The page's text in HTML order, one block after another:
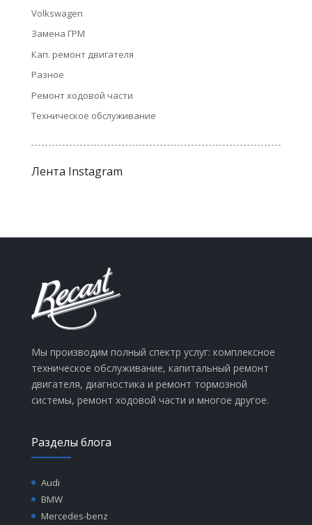
Volkswagen
Замена ГРМ
Кап. ремонт двигателя
Разное
Ремонт ходовой части
Техническое обслуживание
Лента Instagram
Мы производим полный спектр услуг: комплексное
техническое обслуживание, капитальный ремонт
двигателя, диагностика и ремонт тормозной
системы, ремонт ходовой части и многое другое.
Разделы блога
Audi
BMW
Mercedes-benz